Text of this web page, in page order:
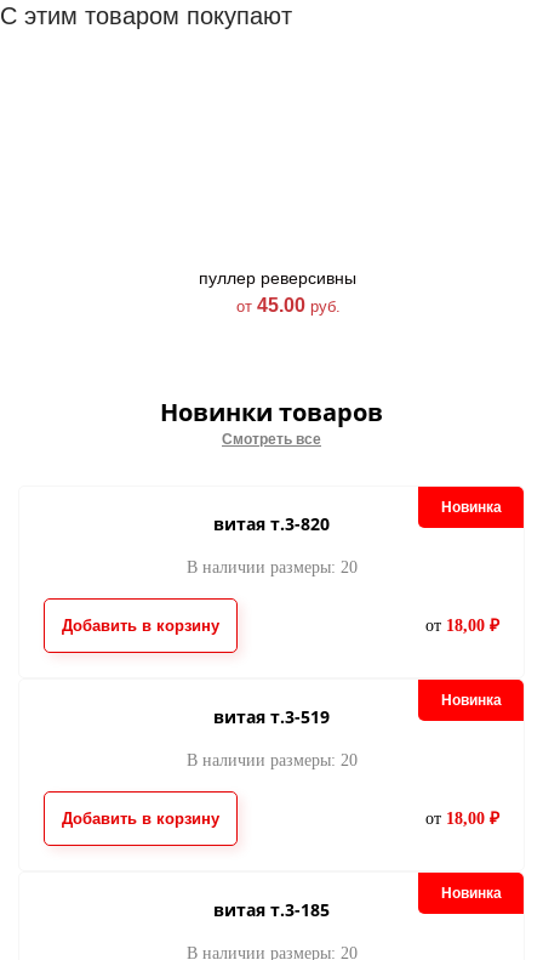
С этим товаром покупают
пуллер реверсивный
тип 3
от 45.00 руб.
пуллер AL-3
от
от30.00руб.
пуллер т.3-312
Новинки товаров
Смотреть все
Новинка
витая т.3-820
В наличии размеры: 20
Добавить в корзину от 18,00 ₽
Новинка
витая т.3-519
В наличии размеры: 20
Добавить в корзину от 18,00 ₽
Новинка
витая т.3-185
В наличии размеры: 20